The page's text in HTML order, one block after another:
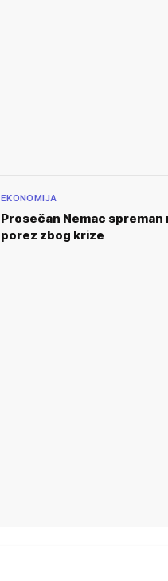
EKONOMIJA
Prosečan Nemac spreman
porez zbog krize